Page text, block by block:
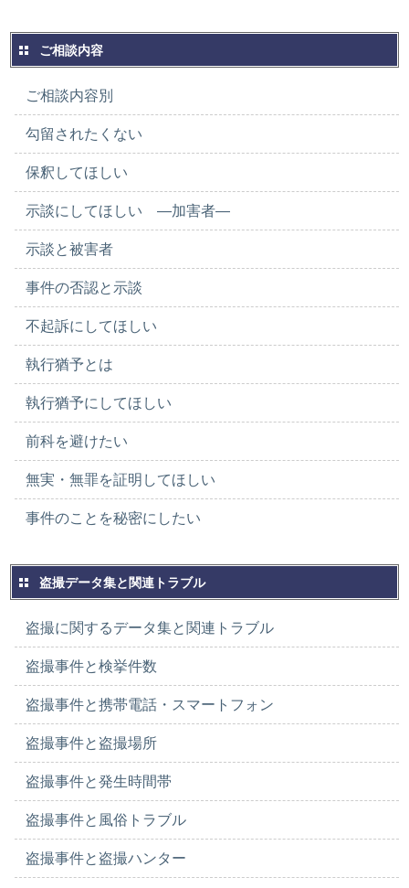
ご相談内容
ご相談内容別
勾留されたくない
保釈してほしい
示談にしてほしい ―加害者―
示談と被害者
事件の否認と示談
不起訴にしてほしい
執行猶予とは
執行猶予にしてほしい
前科を避けたい
無実・無罪を証明してほしい
事件のことを秘密にしたい
盗撮データ集と関連トラブル
盗撮に関するデータ集と関連トラブル
盗撮事件と検挙件数
盗撮事件と携帯電話・スマートフォン
盗撮事件と盗撮場所
盗撮事件と発生時間帯
盗撮事件と風俗トラブル
盗撮事件と盗撮ハンター